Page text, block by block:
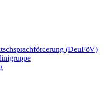
(DeuFöV)